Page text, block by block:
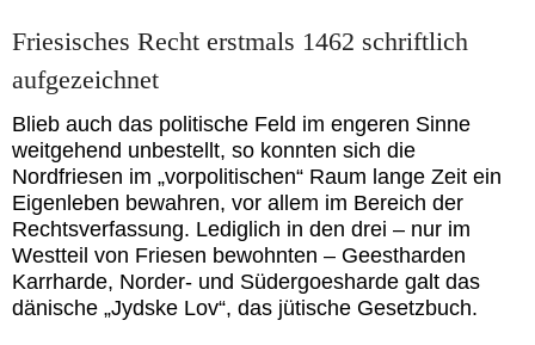
Friesisches Recht erstmals 1462 schriftlich
aufgezeichnet
Blieb auch das politische Feld im engeren Sinne
weitgehend unbestellt, so konnten sich die
Nordfriesen im „vorpolitischen“ Raum lange Zeit ein
Eigenleben bewahren, vor allem im Bereich der
Rechtsverfassung. Lediglich in den drei – nur im
Westteil von Friesen bewohnten – Geestharden
Karrharde, Norder- und Südergoesharde galt das
dänische „Jydske Lov“, das jütische Gesetzbuch.